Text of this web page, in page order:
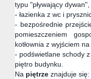
typu "pływający dywan",
- łazienka z wc i
- bezpośrednie
pomieszczeniem
kotłownia z wyjściem
- podświetlane schody
piętro budynku.
Na piętrze znajduje się: